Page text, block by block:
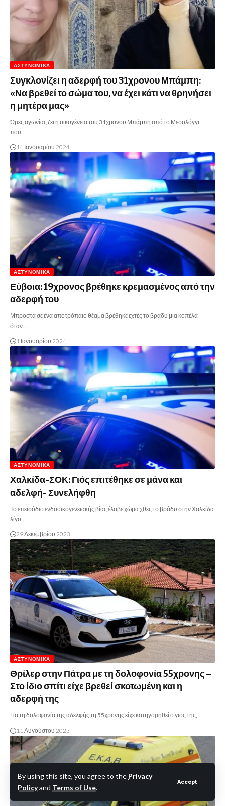
By using this site, you agree to the Privacy
Policyand Terms of Use.
Accept
ΑΣΤΥΝΟΜΙΚΆ
Συγκλονίζει η αδερφή του 31χρονου Μπάμπη:
«Να βρεθεί το σώμα του, να έχει κάτι να θρηνήσει
η μητέρα μας»
Ώρες αγωνίας ζει η οικογένεια του 31χρονου Μπάμπη από το Μεσολόγγι,
που…
14 Ιανουαρίου 2024
ΑΣΤΥΝΟΜΙΚΆ
Εύβοια: 19χρονος βρέθηκε κρεμασμένος από την
αδερφή του
Μπροστά σε ένα αποτρόπαιο θέαμα βρέθηκε εχτές το βράδυ μία κοπέλα
όταν…
1 Ιανουαρίου 2024
ΑΣΤΥΝΟΜΙΚΆ
Χαλκίδα-ΣΟΚ: Γιός επιτέθηκε σε μάνα και
αδελφή- Συνελήφθη
Το επεισόδιο ενδοοικογενειακής βίας έλαβε χώρα χθες το βράδυ στην Χαλκίδα
λίγο…
29 Δεκεμβρίου 2023
ΑΣΤΥΝΟΜΙΚΆ
Θρίλερ στην Πάτρα με τη δολοφονία 55χρονης –
Στο ίδιο σπίτι είχε βρεθεί σκοτωμένη και η
αδερφή της
Για τη δολοφονία της αδελφής τη 55χρονης είχε κατηγορηθεί ο γιος της,…
11 Αυγούστου 2023